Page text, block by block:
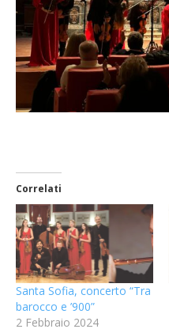
Correlati
Santa Sofia, concerto “Tra
barocco e ’900”
2 Febbraio 2024